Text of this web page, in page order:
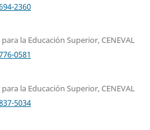
2360
la Educación Superior, CENEVAL
0581
la Educación Superior, CENEVAL
5034